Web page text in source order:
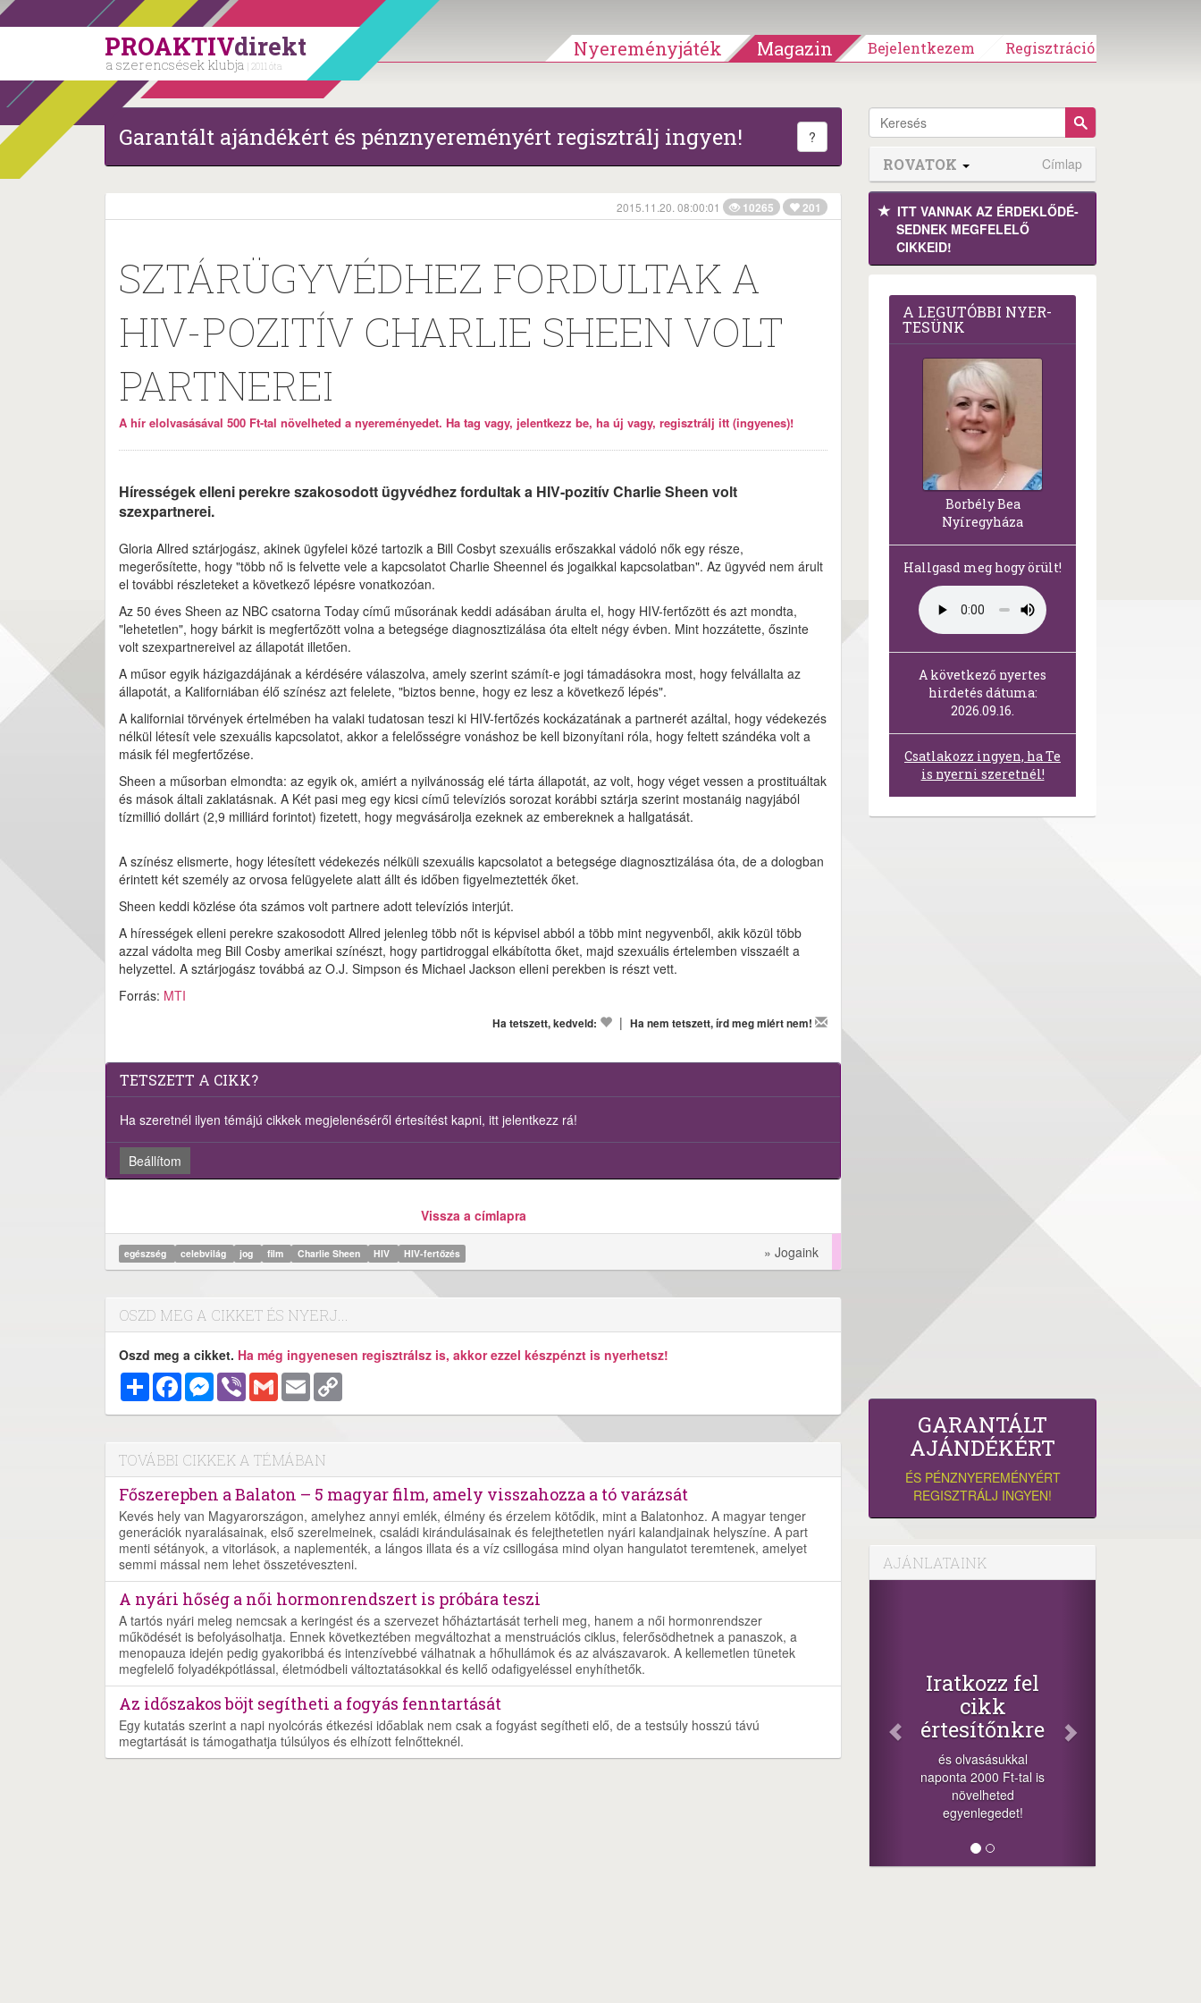
PROAKTIVdirekt
a szerencsések klubja | 2011 óta
Nyereményjáték Magazin Bejelentkezem Regisztráció
Garantált ajándékért és pénznyereményért regisztrálj ingyen! ?
2015.11.20. 08:00:01 10265 201
SZTÁRÜGYVÉDHEZ FORDULTAK A
HIV-POZITÍV CHARLIE SHEEN VOLT
PARTNEREI
A hír elolvasásával 500 Ft-tal növelheted a nyereményedet. Ha tag vagy, jelentkezz be, ha új vagy, regisztrálj itt (ingyenes)!
Hírességek elleni perekre szakosodott ügyvédhez fordultak a HIV-pozitív Charlie Sheen volt
szexpartnerei.
Gloria Allred sztárjogász, akinek ügyfelei közé tartozik a Bill Cosbyt szexuális erőszakkal vádoló nők egy része,
megerősítette, hogy "több nő is felvette vele a kapcsolatot Charlie Sheennel és jogaikkal kapcsolatban". Az ügyvéd nem árult
el további részleteket a következő lépésre vonatkozóan.
Az 50 éves Sheen az NBC csatorna Today című műsorának keddi adásában árulta el, hogy HIV-fertőzött és azt mondta,
"lehetetlen", hogy bárkit is megfertőzött volna a betegsége diagnosztizálása óta eltelt négy évben. Mint hozzátette, őszinte
volt szexpartnereivel az állapotát illetően.
A műsor egyik házigazdájának a kérdésére válaszolva, amely szerint számít-e jogi támadásokra most, hogy felvállalta az
állapotát, a Kaliforniában élő színész azt felelete, "biztos benne, hogy ez lesz a következő lépés".
A kaliforniai törvények értelmében ha valaki tudatosan teszi ki HIV-fertőzés kockázatának a partnerét azáltal, hogy védekezés
nélkül létesít vele szexuális kapcsolatot, akkor a felelősségre vonáshoz be kell bizonyítani róla, hogy feltett szándéka volt a
másik fél megfertőzése.
Sheen a műsorban elmondta: az egyik ok, amiért a nyilvánosság elé tárta állapotát, az volt, hogy véget vessen a prostituáltak
és mások általi zaklatásnak. A Két pasi meg egy kicsi című televíziós sorozat korábbi sztárja szerint mostanáig nagyjából
tízmillió dollárt (2,9 milliárd forintot) fizetett, hogy megvásárolja ezeknek az embereknek a hallgatását.
A színész elismerte, hogy létesített védekezés nélküli szexuális kapcsolatot a betegsége diagnosztizálása óta, de a dologban
érintett két személy az orvosa felügyelete alatt állt és időben figyelmeztették őket.
Sheen keddi közlése óta számos volt partnere adott televíziós interjút.
A hírességek elleni perekre szakosodott Allred jelenleg több nőt is képvisel abból a több mint negyvenből, akik közül több
azzal vádolta meg Bill Cosby amerikai színészt, hogy partidroggal elkábította őket, majd szexuális értelemben visszaélt a
helyzettel. A sztárjogász továbbá az O.J. Simpson és Michael Jackson elleni perekben is részt vett.
Forrás: MTI
Ha tetszett, kedveld: | Ha nem tetszett, írd meg miért nem!
TETSZETT A CIKK?
Ha szeretnél ilyen témájú cikkek megjelenéséről értesítést kapni, itt jelentkezz rá!
Beállítom
Vissza a címlapra
egészség celebvilág jog film Charlie Sheen HIV HIV-fertőzés » Jogaink
OSZD MEG A CIKKET ÉS NYERJ...
Oszd meg a cikket. Ha még ingyenesen regisztrálsz is, akkor ezzel készpénzt is nyerhetsz!
MegosztásFacebookMessenger
Viber Gmail Email
TOVÁBBI CIKKEK A TÉMÁBAN
Főszerepben a Balaton – 5 magyar film, amely visszahozza a tó varázsát
Kevés hely van Magyarországon, amelyhez annyi emlék, élmény és érzelem kötődik, mint a Balatonhoz. A magyar tenger
generációk nyaralásainak, első szerelmeinek, családi kirándulásainak és felejthetetlen nyári kalandjainak helyszíne. A part
menti sétányok, a vitorlások, a naplementék, a lángos illata és a víz csillogása mind olyan hangulatot teremtenek, amelyet
semmi mással nem lehet összetéveszteni.
A nyári hőség a női hormonrendszert is próbára teszi
A tartós nyári meleg nemcsak a keringést és a szervezet hőháztartását terheli meg, hanem a női hormonrendszer
működését is befolyásolhatja. Ennek következtében megváltozhat a menstruációs ciklus, felerősödhetnek a panaszok, a
menopauza idején pedig gyakoribbá és intenzívebbé válhatnak a hőhullámok és az alvászavarok. A kellemetlen tünetek
megfelelő folyadékpótlással, életmódbeli változtatásokkal és kellő odafigyeléssel enyhíthetők.
Az időszakos böjt segítheti a fogyás fenntartását
Egy kutatás szerint a napi nyolcórás étkezési időablak nem csak a fogyást segítheti elő, de a testsúly hosszú távú
megtartását is támogathatja túlsúlyos és elhízott felnőtteknél.
ROVATOK Címlap
ITT VANNAK AZ ÉRDEK­LŐDÉ­
SEDNEK MEGFE­LELŐ
CIKKEID!
A LEG­U­TÓB­BI NYER­
TE­SÜNK
Borbély Bea
Nyíregyháza
Hallgasd meg hogy örült!
A következő nyertes
hirdetés dátuma:
2026.09.16.
Csatlakozz ingyen, ha Te
is nyerni szeretnél!
GARANTÁLT
AJÁNDÉKÉRT
ÉS PÉNZNYEREMÉNYÉRT
REGISZTRÁLJ INGYEN!
AJÁNLATAINK
Iratkozz fel
cikk
értesítőnkre
és olvasásukkal
naponta 2000 Ft-tal is
növelheted
egyenlegedet!